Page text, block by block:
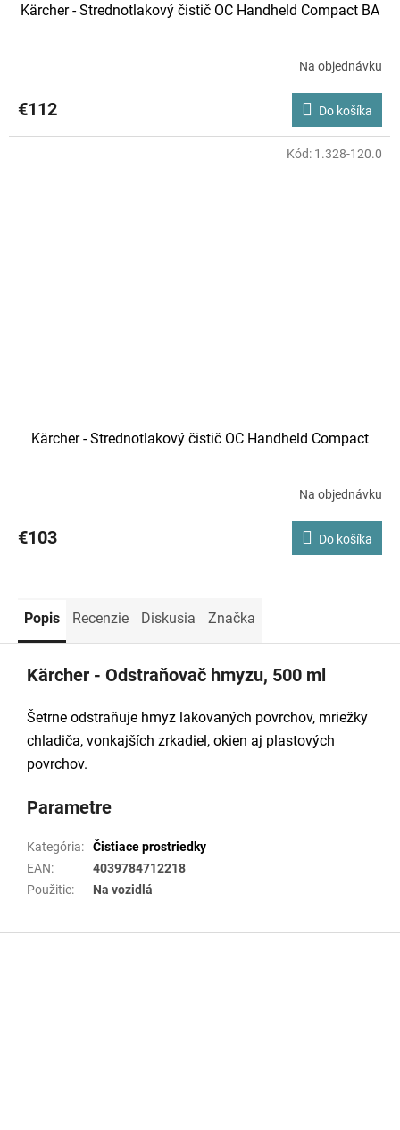
Kärcher - Strednotlakový čistič OC Handheld Compact BA
Na objednávku
€112 Do košíka
Kärcher - Strednotlakový čistič OC Handheld Compact
Na objednávku
€103 Do košíka
Kód: 1.328-120.0
Popis Recenzie Diskusia Značka
Kärcher - Odstraňovač hmyzu, 500 ml
Šetrne odstraňuje hmyz lakovaných povrchov, mriežky
chladiča, vonkajších zrkadiel, okien aj plastových
povrchov.
Parametre
Kategória:
Čistiace prostriedky
EAN:
4039784712218
Použitie: Na vozidlá